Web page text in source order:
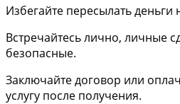
Избегайте пересылать деньги
Встречайтесь лично, личные
безопасные.
Заключайте договор или
услугу после получения.